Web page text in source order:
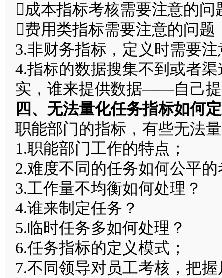
成本指标考核需要注意的问
费用类指标需要注意的问题
3.非财务指标，定义时需要
4.指标的数据搜集不到或者
实，谁来提供数据——自己
四、无法量化任务指标如
职能部门的指标，有些无法
1.职能部门工作的特点；
2.难度不同的任务如何公平
3.工作量不均衡如何处理？
4.谁来制定任务？
5.临时任务多如何处理？
6.任务指标的定义模式；
7.不同领导对员工考核，把